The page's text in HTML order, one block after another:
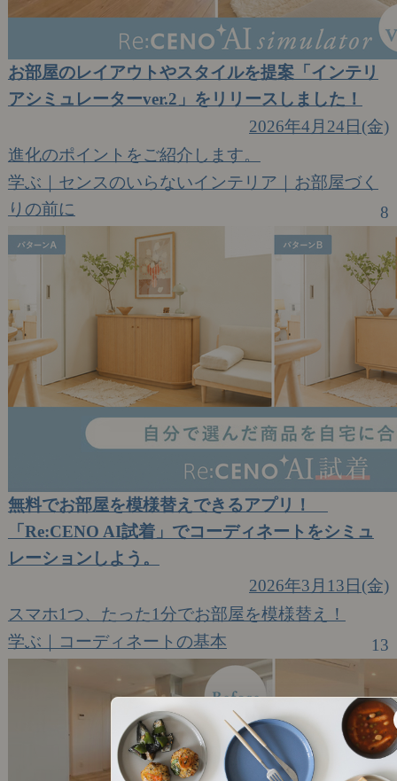
お部屋のレイアウトやスタイルを提案「インテリ
アシミュレーターver.2」をリリースしました！
2026年4月24日(金)
進化のポイントをご紹介します。
学ぶ｜センスのいらないインテリア｜お部屋づく
りの前に
8
無料でお部屋を模様替えできるアプリ！
「Re:CENO AI試着」でコーディネートをシミュ
レーションしよう。
2026年3月13日(金)
スマホ1つ、たった1分でお部屋を模様替え！
学ぶ｜コーディネートの基本
13